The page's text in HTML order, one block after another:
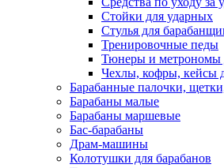
Стойки для ударных
Стулья для
Тренировочные педы
Тюнеры и метрономы
Чехлы, кофры, кейсы
Барабанные палочки,
Барабаны малые
Барабаны маршевые
Бас-барабаны
Драм-машины
Колотушки для барабанов